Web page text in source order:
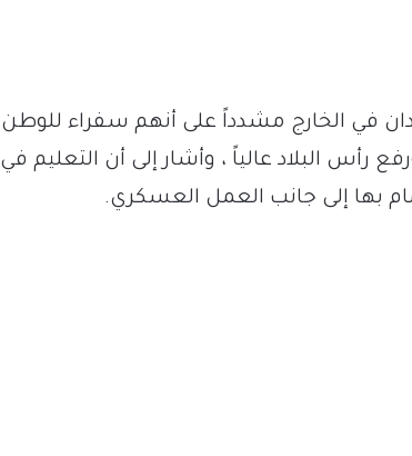
في الخارج مشدداً على أنهم سفراء للوطن
البلاد عالياً ، وأشار إلى أن التعليم في
بها إلى جانب العمل العسكري.